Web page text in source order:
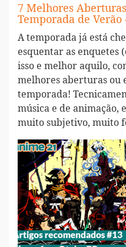
7 Melhores
Temporada de Verão
A temporada já está
esquentar as enquetes
isso e melhor aquilo,
melhores aberturas ou
temporada!
música e de animação,
muito subjetivo, muito